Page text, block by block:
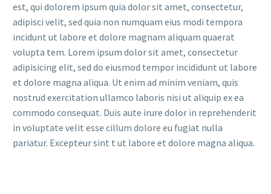
est, qui dolorem ipsum quia dolor sit amet, consectetur,
adipisci velit, sed quia non numquam eius modi tempora
incidunt ut labore et dolore magnam aliquam quaerat
volupta tem. Lorem ipsum dolor sit amet, consectetur
adipisicing elit, sed do eiusmod tempor incididunt ut labore
et dolore magna aliqua. Ut enim ad minim veniam, quis
nostrud exercitation ullamco laboris nisi ut aliquip ex ea
commodo consequat. Duis aute irure dolor in reprehenderit
in voluptate velit esse cillum dolore eu fugiat nulla
pariatur. Excepteur sint t ut labore et dolore magna aliqua.